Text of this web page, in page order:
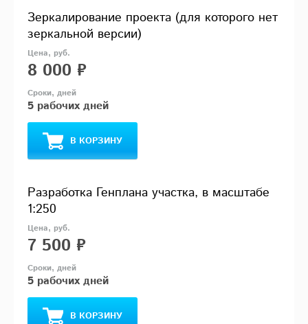
Зеркалирование проекта (для которого нет
зеркальной версии)
8 000 ₽
5 рабочих дней
В КОРЗИНУ
Разработка Генплана участка, в масштабе
1:250
7 500 ₽
5 рабочих дней
В КОРЗИНУ